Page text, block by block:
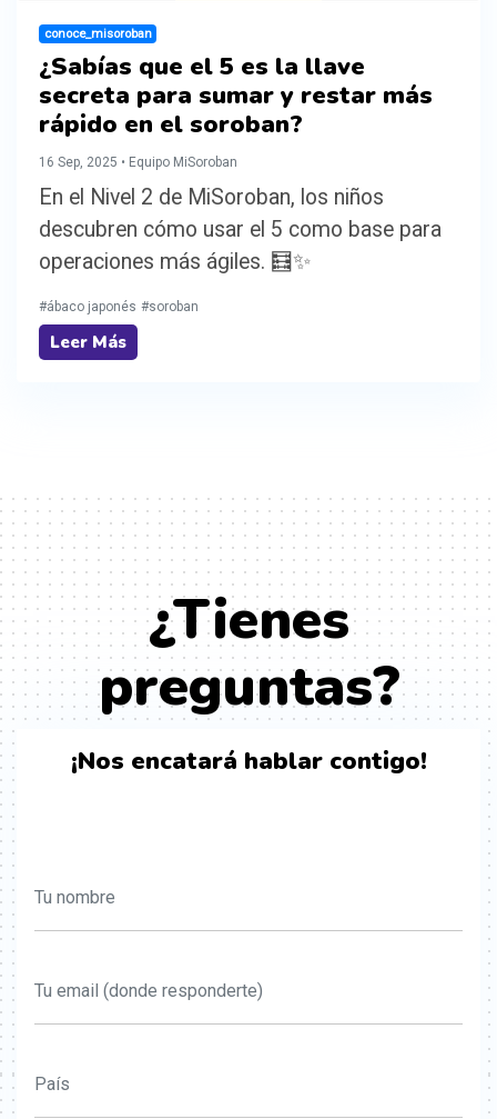
conoce_misoroban
¿Sabías que el 5 es la llave
secreta para sumar y restar más
rápido en el soroban?
16 Sep, 2025 • Equipo MiSoroban
En el Nivel 2 de MiSoroban, los niños
descubren cómo usar el 5 como base para
operaciones más ágiles. 🧮✨
#ábaco japonés #soroban
Leer Más
¿Tienes
preguntas?
¡Nos encatará hablar contigo!